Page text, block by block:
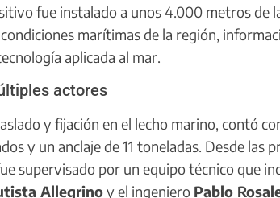
fue instalado a unos 4.000 metros de
marítimas de la región,
aplicada al mar.
actores
y fijación en el lecho marino, contó
y un anclaje de 11 toneladas. Desde las
supervisado por un equipo técnico que
Allegrinoy el ingeniero Pablo